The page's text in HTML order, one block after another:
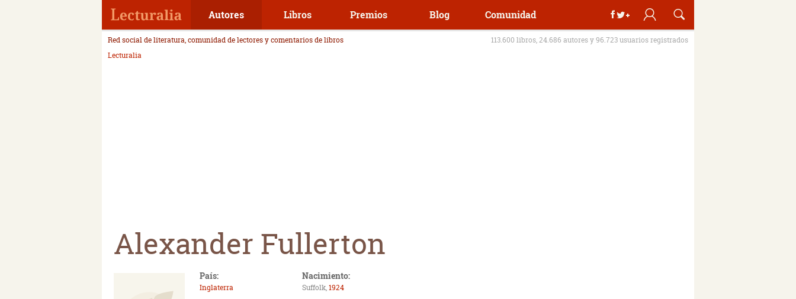
Autores Libros Premios Blog Comunidad
Red social de literatura, comunidad de lectores y comentarios de libros
113.600 libros, 24.686 autores y 96.723 usuarios registrados
Lecturalia
Alexander Fullerton
País:
Inglaterra
Nacimiento:
Suffolk,1924